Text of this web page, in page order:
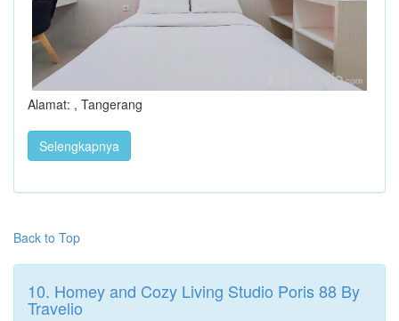
Alamat: , Tangerang
Selengkapnya
Back to Top
10. Homey and Cozy Living Studio Poris 88 By
Travelio